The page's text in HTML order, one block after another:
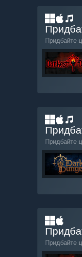
Придбайте
Придбайте
Придбайте